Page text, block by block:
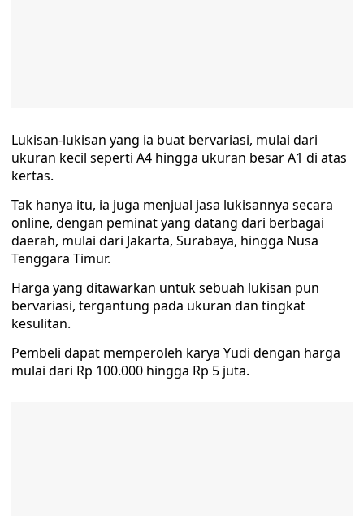
Lukisan-lukisan yang ia buat bervariasi, mulai dari
ukuran kecil seperti A4 hingga ukuran besar A1 di atas
kertas.
Tak hanya itu, ia juga menjual jasa lukisannya secara
online, dengan peminat yang datang dari berbagai
daerah, mulai dari Jakarta, Surabaya, hingga Nusa
Tenggara Timur.
Harga yang ditawarkan untuk sebuah lukisan pun
bervariasi, tergantung pada ukuran dan tingkat
kesulitan.
Pembeli dapat memperoleh karya Yudi dengan harga
mulai dari Rp 100.000 hingga Rp 5 juta.